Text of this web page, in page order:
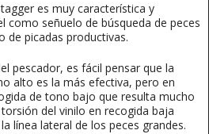
es muy característica y
como señuelo de búsqueda de peces
de picadas productivas.
pescador, es fácil pensar que la
alto es la más efectiva, pero en
de tono bajo que resulta mucho
del vinilo en recogida baja
línea lateral de los peces grandes.